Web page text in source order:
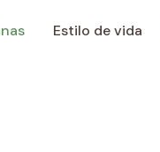
Estilo de vida